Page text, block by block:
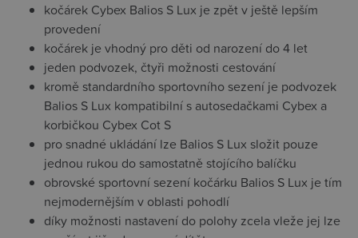
kočárek Cybex Balios S Lux je zpět v ještě lepším
provedení
kočárek je vhodný pro děti od narození do 4 let
jeden podvozek, čtyři možnosti cestování
kromě standardního sportovního sezení je podvozek
Balios S Lux kompatibilní s autosedačkami Cybex a
korbičkou Cybex Cot S
pro snadné ukládání lze Balios S Lux složit pouze
jednou rukou do samostatně stojícího balíčku
obrovské sportovní sezení kočárku Balios S Lux je tím
nejmodernějším v oblasti pohodlí
díky možnosti nastavení do polohy zcela vleže jej lze